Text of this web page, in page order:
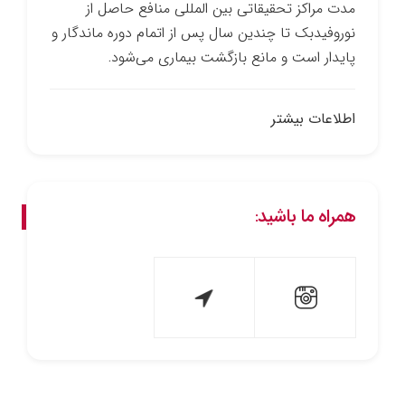
مدت مراکز تحقیقاتی بین­ المللی منافع حاصل از
نوروفیدبک تا چندین سال پس از اتمام دوره ماندگار و
پایدار است و مانع بازگشت بیماری می‌شود.
اطلاعات بیشتر
همراه ما باشید: